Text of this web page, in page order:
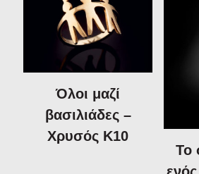
Όλοι μαζί
βασιλιάδες –
Χρυσός Κ10
Το